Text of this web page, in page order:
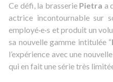
Ce défi, la brasserie Pietra a
actrice incontournable sur
employé·e·s et produit un
sa nouvelle gamme intitulée “
l’expérience avec une
qui en fait une série très